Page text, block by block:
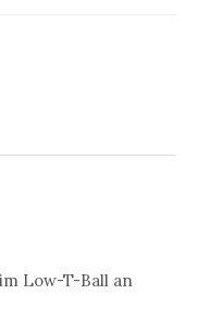
Low-T-Ball an